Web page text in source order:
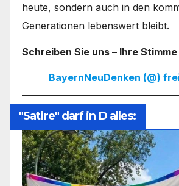
heute, sondern auch in den
Generationen lebenswert bleibt.
Schreiben Sie uns – Ihre
BayernNeuDenken (@)
"Satire" darf in D alles: